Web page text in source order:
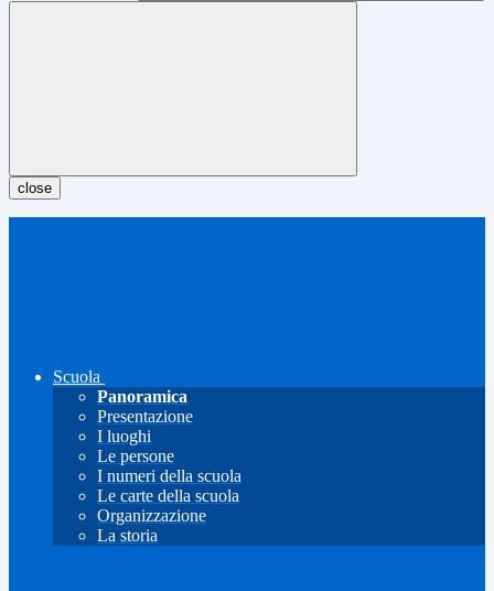
close
Scuola
Panoramica
Presentazione
I luoghi
Le persone
I numeri della scuola
Le carte della scuola
Organizzazione
La storia